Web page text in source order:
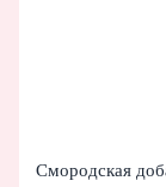
Смородская